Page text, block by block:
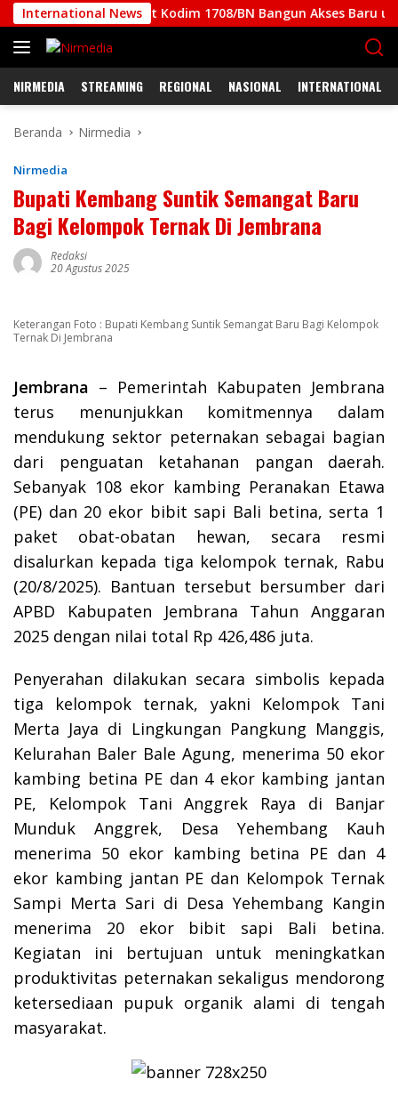
Langsung
ke
konten
International News
Keras, Prajurit Kodim 1708/BN Bangun Akses Baru untuk
NIRMEDIA STREAMING REGIONAL NASIONAL INTERNATIONAL
Beranda Nirmedia
Nirmedia
Bupati Kembang Suntik Semangat Baru
Bagi Kelompok Ternak Di Jembrana
Redaksi
20 Agustus 2025
Keterangan Foto : Bupati Kembang Suntik Semangat Baru Bagi Kelompok
Ternak Di Jembrana
Jembrana – Pemerintah Kabupaten Jembrana
terus menunjukkan komitmennya dalam
mendukung sektor peternakan sebagai bagian
dari penguatan ketahanan pangan daerah.
Sebanyak 108 ekor kambing Peranakan Etawa
(PE) dan 20 ekor bibit sapi Bali betina, serta 1
paket obat-obatan hewan, secara resmi
disalurkan kepada tiga kelompok ternak, Rabu
(20/8/2025). Bantuan tersebut bersumber dari
APBD Kabupaten Jembrana Tahun Anggaran
2025 dengan nilai total Rp 426,486 juta.
Penyerahan dilakukan secara simbolis kepada
tiga kelompok ternak, yakni Kelompok Tani
Merta Jaya di Lingkungan Pangkung Manggis,
Kelurahan Baler Bale Agung, menerima 50 ekor
kambing betina PE dan 4 ekor kambing jantan
PE, Kelompok Tani Anggrek Raya di Banjar
Munduk Anggrek, Desa Yehembang Kauh
menerima 50 ekor kambing betina PE dan 4
ekor kambing jantan PE dan Kelompok Ternak
Sampi Merta Sari di Desa Yehembang Kangin
menerima 20 ekor bibit sapi Bali betina.
Kegiatan ini bertujuan untuk meningkatkan
produktivitas peternakan sekaligus mendorong
ketersediaan pupuk organik alami di tengah
masyarakat.